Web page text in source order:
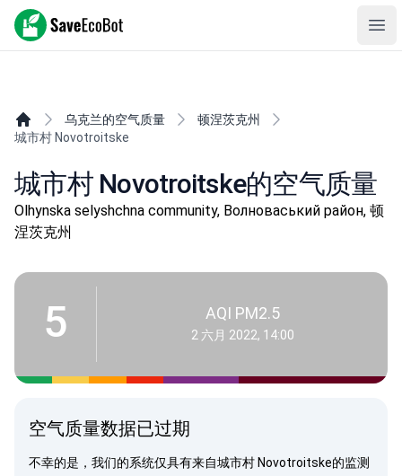
SaveEcoBot
乌克兰的空气质量
顿涅茨克州
城市村 Novotroitske
城市村 Novotroitske的空气质量
Olhynska selyshchna community, Волноваський район, 顿
涅茨克州
5 AQI PM2.5
2 六月 2022, 14:00
空气质量数据已过期
不幸的是，我们的系统仅具有来自城市村 Novotroitske的监测